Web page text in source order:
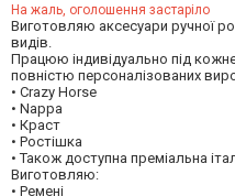
На жаль, оголошення застаріло
Виготовляю аксесуари ручної
видів.
Працюю індивідуально під
повністю персоналізованих
• Crazy Horse
• Nappa
• Краст
• Ростішка
• Також доступна преміальна
Виготовляю:
• Ремені